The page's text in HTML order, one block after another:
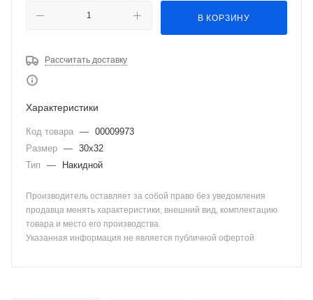
В КОРЗИНУ
Рассчитать доставку
Характеристики
Код товара — 00009973
Размер — 30х32
Тип
— Накидной
Производитель оставляет за собой право без уведомления
продавца менять характеристики, внешний вид, комплектацию
товара и место его производства.
Указанная информация не является публичной офертой